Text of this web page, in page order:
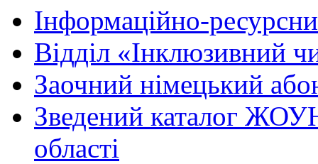
Інформаційно-
Вiддiл «Інклюзивний
Заочний німецький
Зведений каталог
області